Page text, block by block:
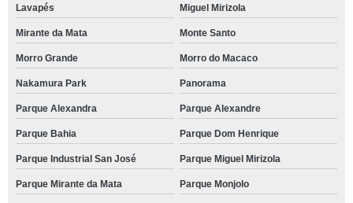
Lavapés Miguel Mirizola
Mirante da Mata Monte Santo
Morro Grande Morro do Macaco
Nakamura Park Panorama
Parque Alexandra Parque Alexandre
Parque Bahia Parque Dom Henrique
Parque Industrial San José Parque Miguel Mirizola
Parque Mirante da Mata Parque Monjolo